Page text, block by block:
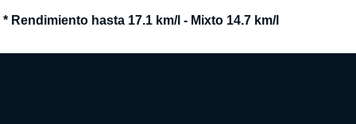
* Rendimiento hasta 17.1 km/l - Mixto 14.7 km/l